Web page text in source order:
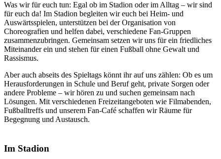
Was wir für euch tun: Egal ob im Stadion oder im Alltag – wir sind
für euch da! Im Stadion begleiten wir euch bei Heim- und
Auswärtsspielen, unterstützen bei der Organisation von
Choreografien und helfen dabei, verschiedene Fan-Gruppen
zusammenzubringen. Gemeinsam setzen wir uns für ein friedliches
Miteinander ein und stehen für einen Fußball ohne Gewalt und
Rassismus.
Aber auch abseits des Spieltags könnt ihr auf uns zählen: Ob es um
Herausforderungen in Schule und Beruf geht, private Sorgen oder
andere Probleme – wir hören zu und suchen gemeinsam nach
Lösungen. Mit verschiedenen Freizeitangeboten wie Filmabenden,
Fußballtreffs und unserem Fan-Café schaffen wir Räume für
Begegnung und Austausch.
Im Stadion